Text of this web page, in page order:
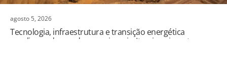
agosto 5, 2026
Tecnologia, infraestrutura e transição energética
ampliam a demanda por minerais; Itaminas investe na